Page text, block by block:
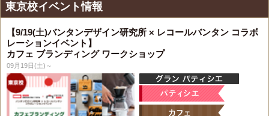
東京校イベント情報
【9/19(土)バンタンデザイン研究所 × レコールバンタン コラボ
レーションイベント】
カフェ ブランディング ワークショップ
09月19日(土)～